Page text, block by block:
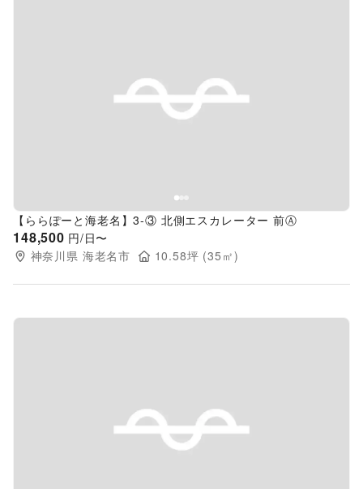
Previous slide
【ららぽーと海老名】3-③ 北側エスカレーター 前Ⓐ
148,500 円/日〜
神奈川県 海老名市 10.58坪 (35 ㎡)
Previous slide